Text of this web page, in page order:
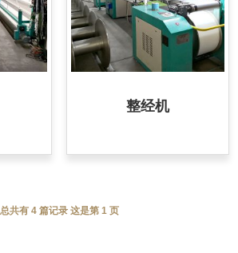
整经机
总共有 4 篇记录 这是第 1 页